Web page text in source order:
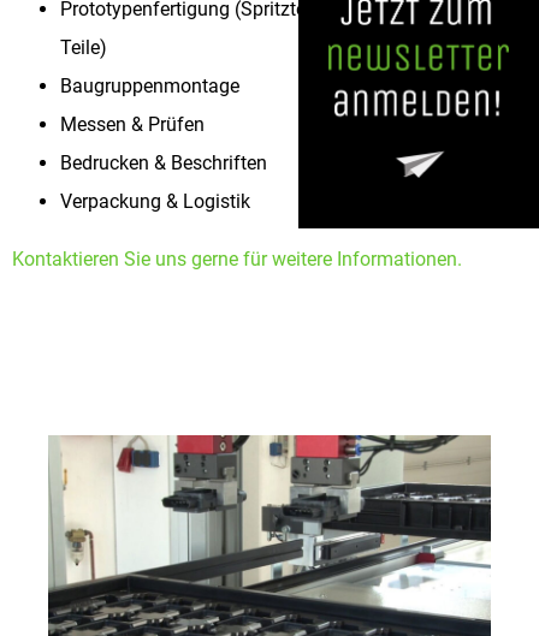
Prototypenfertigung (Spritzteile, Frästeile, 3D gedruckte
Teile)
Baugruppenmontage
Messen & Prüfen
Bedrucken & Beschriften
Verpackung & Logistik
Kontaktieren Sie uns gerne für weitere Informationen.